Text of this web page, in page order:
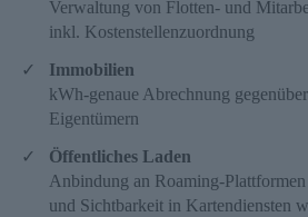
Verwaltung von Flotten- und
inkl. Kostenstellenzuordnung
Immobilien
kWh-genaue Abrechnung
Eigentümern
Öffentliches Laden
Anbindung an Roaming-
und Sichtbarkeit in Kartendiensten